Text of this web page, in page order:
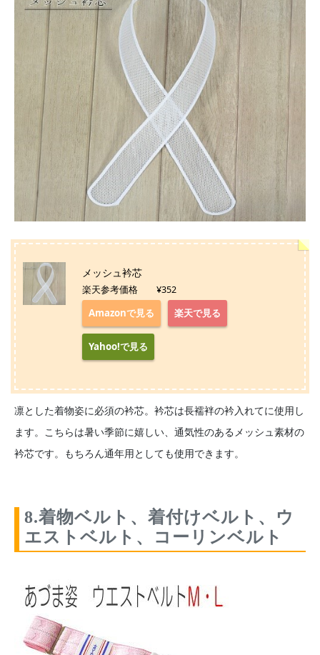
メッシュ衿芯
楽天参考価格 ¥352
Amazonで見る 楽天で見る
Yahoo!で見る
凛とした着物姿に必須の衿芯。衿芯は長襦袢の衿入れてに使用し
ます。こちらは暑い季節に嬉しい、通気性のあるメッシュ素材の
衿芯です。もちろん通年用としても使用できます。
8.着物ベルト、着付けベルト、ウ
エストベルト、コーリンベルト